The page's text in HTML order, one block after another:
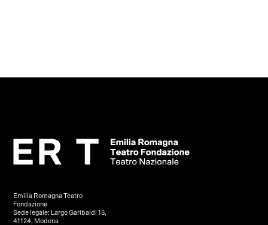
Emilia Romagna Teatro
Fondazione
Sede legale: Largo Garibaldi 15,
41124, Modena